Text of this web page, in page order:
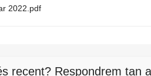
2022.pdf
recent? Respondrem tan